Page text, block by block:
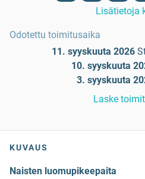
Lisätietoja
Odotettu toimitusaika
11. syyskuuta 2026
10. syyskuuta
3. syyskuuta
Laske
KUVAUS
Naisten luomupikeepaita